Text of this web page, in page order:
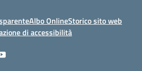
Albo OnlineStorico sito web
di accessibilità